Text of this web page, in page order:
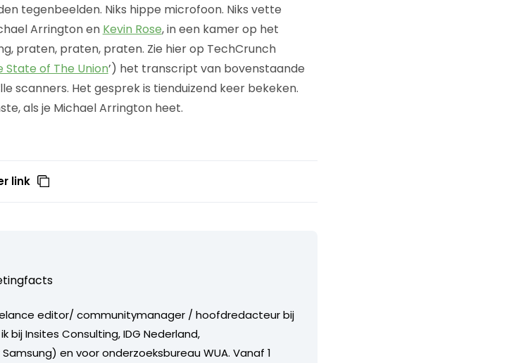
tegenbeelden. Niks hippe microfoon. Niks vette
Arrington en Kevin Rose, in een kamer op het
praten, praten, praten. Zie hier op TechCrunch
State of The Union’) het transcript van bovenstaande
scanners. Het gesprek is tienduizend keer bekeken.
als je Michael Arrington heet.
link
editor/ communitymanager / hoofdredacteur bij
bij Insites Consulting, IDG Nederland,
en voor onderzoeksbureau WUA. Vanaf 1